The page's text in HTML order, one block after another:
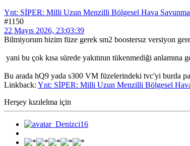
Ynt: SİPER: Milli Uzun Menzilli Bölgesel Hava
#1150
22 Mayıs 2026, 23:03:39
Bilmiyorum bizim füze gerek sm2 boostersız versiyon
yani bu çok kısa sürede yakıtının tükenmediği
Bu arada hQ9 yada s300 VM füzelerindeki tvc'yi burda
Linkback: Ynt: SİPER: Milli Uzun Menzilli Bölgesel
Herşey kızılelma için